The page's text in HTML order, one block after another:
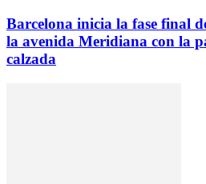
Barcelona inicia la fase final
la avenida Meridiana con la
calzada